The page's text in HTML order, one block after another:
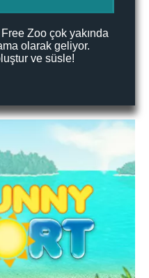
Zoo çok yakında
olarak geliyor.
ve süsle!